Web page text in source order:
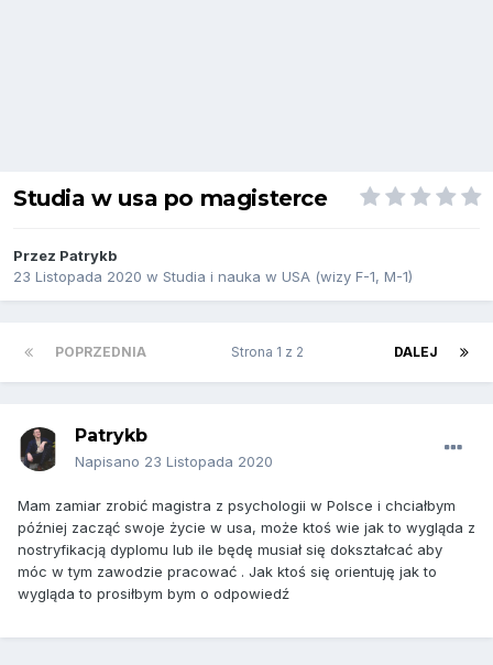
Studia w usa po magisterce
Przez Patrykb
23 Listopada 2020 w Studia i nauka w USA (wizy F-1, M-1)
POPRZEDNIA DALEJ
Strona 1 z 2
Patrykb
Napisano 23 Listopada 2020
Mam zamiar zrobić magistra z psychologii w Polsce i chciałbym
później zacząć swoje życie w usa, może ktoś wie jak to wygląda z
nostryfikacją dyplomu lub ile będę musiał się dokształcać aby
móc w tym zawodzie pracować . Jak ktoś się orientuję jak to
wygląda to prosiłbym bym o odpowiedź